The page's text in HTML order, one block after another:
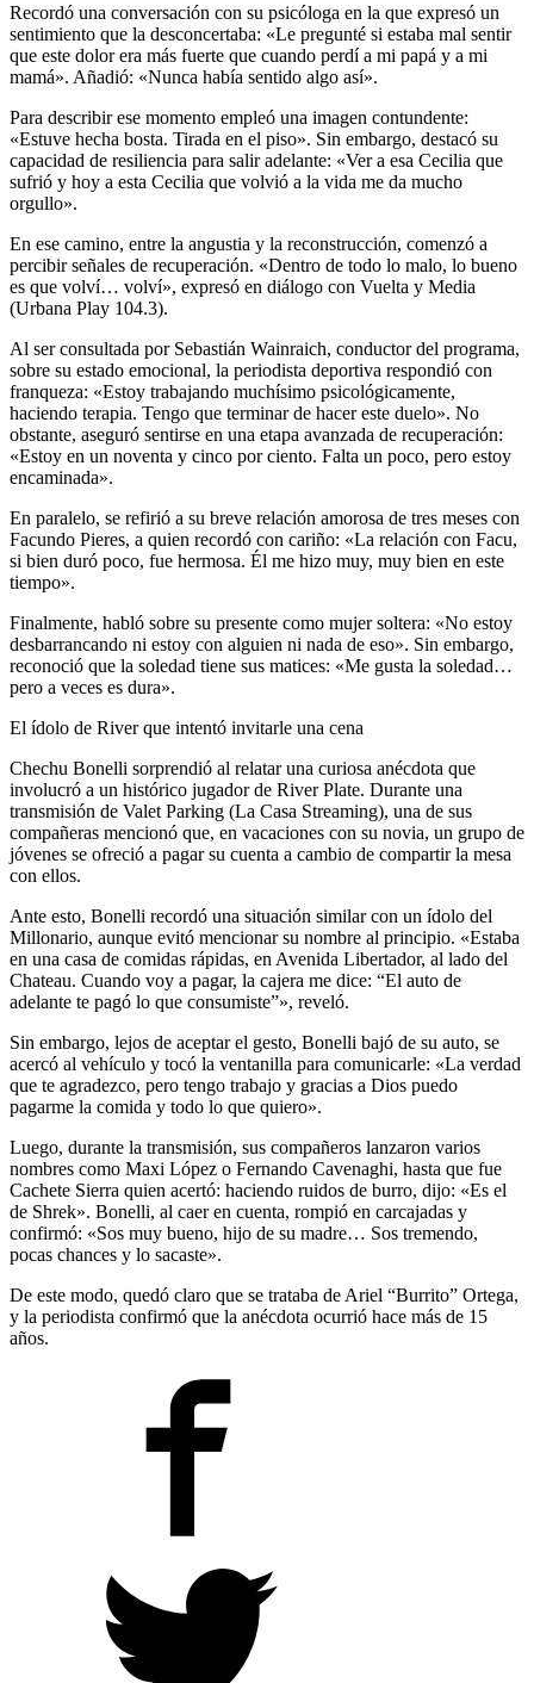
Recordó una conversación con su psicóloga en la que expresó un
sentimiento que la desconcertaba: «Le pregunté si estaba mal sentir
que este dolor era más fuerte que cuando perdí a mi papá y a mi
mamá». Añadió: «Nunca había sentido algo así».
Para describir ese momento empleó una imagen contundente:
«Estuve hecha bosta. Tirada en el piso». Sin embargo, destacó su
capacidad de resiliencia para salir adelante: «Ver a esa Cecilia que
sufrió y hoy a esta Cecilia que volvió a la vida me da mucho
orgullo».
En ese camino, entre la angustia y la reconstrucción, comenzó a
percibir señales de recuperación. «Dentro de todo lo malo, lo bueno
es que volví… volví», expresó en diálogo con Vuelta y Media
(Urbana Play 104.3).
Al ser consultada por Sebastián Wainraich, conductor del programa,
sobre su estado emocional, la periodista deportiva respondió con
franqueza: «Estoy trabajando muchísimo psicológicamente,
haciendo terapia. Tengo que terminar de hacer este duelo». No
obstante, aseguró sentirse en una etapa avanzada de recuperación:
«Estoy en un noventa y cinco por ciento. Falta un poco, pero estoy
encaminada».
En paralelo, se refirió a su breve relación amorosa de tres meses con
Facundo Pieres, a quien recordó con cariño: «La relación con Facu,
si bien duró poco, fue hermosa. Él me hizo muy, muy bien en este
tiempo».
Finalmente, habló sobre su presente como mujer soltera: «No estoy
desbarrancando ni estoy con alguien ni nada de eso». Sin embargo,
reconoció que la soledad tiene sus matices: «Me gusta la soledad…
pero a veces es dura».
El ídolo de River que intentó invitarle una cena
Chechu Bonelli sorprendió al relatar una curiosa anécdota que
involucró a un histórico jugador de River Plate. Durante una
transmisión de Valet Parking (La Casa Streaming), una de sus
compañeras mencionó que, en vacaciones con su novia, un grupo de
jóvenes se ofreció a pagar su cuenta a cambio de compartir la mesa
con ellos.
Ante esto, Bonelli recordó una situación similar con un ídolo del
Millonario, aunque evitó mencionar su nombre al principio. «Estaba
en una casa de comidas rápidas, en Avenida Libertador, al lado del
Chateau. Cuando voy a pagar, la cajera me dice: “El auto de
adelante te pagó lo que consumiste”», reveló.
Sin embargo, lejos de aceptar el gesto, Bonelli bajó de su auto, se
acercó al vehículo y tocó la ventanilla para comunicarle: «La verdad
que te agradezco, pero tengo trabajo y gracias a Dios puedo
pagarme la comida y todo lo que quiero».
Luego, durante la transmisión, sus compañeros lanzaron varios
nombres como Maxi López o Fernando Cavenaghi, hasta que fue
Cachete Sierra quien acertó: haciendo ruidos de burro, dijo: «Es el
de Shrek». Bonelli, al caer en cuenta, rompió en carcajadas y
confirmó: «Sos muy bueno, hijo de su madre… Sos tremendo,
pocas chances y lo sacaste».
De este modo, quedó claro que se trataba de Ariel “Burrito” Ortega,
y la periodista confirmó que la anécdota ocurrió hace más de 15
años.